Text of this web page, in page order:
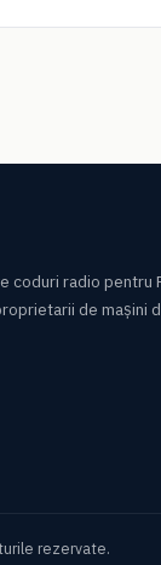
coduri radio pentru
de mașini
rezervate.